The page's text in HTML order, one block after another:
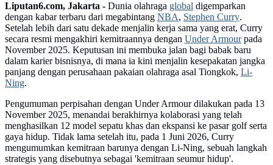
Liputan6.com, Jakarta - Dunia olahraga global digemparkan
dengan kabar terbaru dari megabintang NBA, Stephen Curry.
Setelah lebih dari satu dekade menjalin kerja sama yang erat, Curry
secara resmi mengakhiri kemitraannya dengan Under Armourpada
November 2025. Keputusan ini membuka jalan bagi babak baru
dalam karier bisnisnya, di mana ia kini menjalin kesepakatan jangka
panjang dengan perusahaan pakaian olahraga asal Tiongkok, Li-
Ning.
Pengumuman perpisahan dengan Under Armour dilakukan pada 13
November 2025, menandai berakhirnya kolaborasi yang telah
menghasilkan 12 model sepatu khas dan ekspansi ke pasar golf serta
gaya hidup. Tidak lama setelah itu, pada 1 Juni 2026, Curry
mengumumkan kemitraan barunya dengan Li-Ning, sebuah langkah
strategis yang disebutnya sebagai 'kemitraan seumur hidup'.